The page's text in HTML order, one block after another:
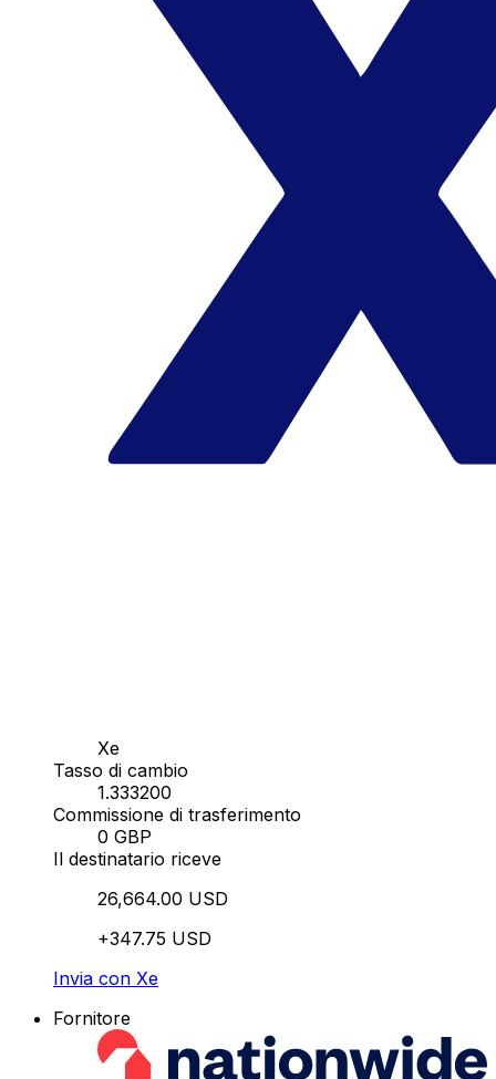
Xe
Tasso di cambio
1.333200
Commissione di trasferimento
0 GBP
Il destinatario riceve
26,664.00 USD
+347.75 USD
Invia con Xe
Fornitore